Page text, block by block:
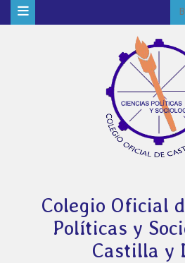
Colegio Oficial
Políticas y
Castilla y